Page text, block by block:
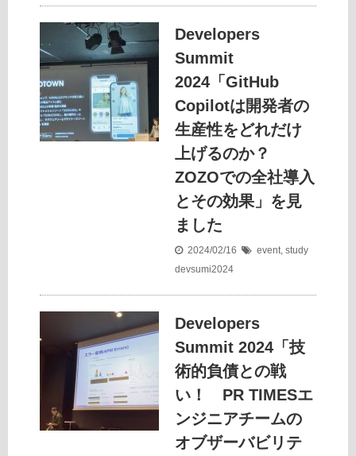
Developers
Summit
2024「GitHub
Copilotは開発者の
生産性をどれだけ
上げるのか？
ZOZOでの全社導入
とその効果」を見
ました
2024/02/16 event, study
devsumi2024
Developers
Summit 2024「技
術的負債との戦
い！ PR TIMESエ
ンジニアチームの
オブザーバビリテ